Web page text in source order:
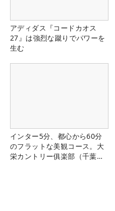
アディダス『コードカオス
27』は強烈な蹴りでパワーを
生む
インター5分、都心から60分
のフラットな美観コース。大
栄カントリー俱楽部（千葉